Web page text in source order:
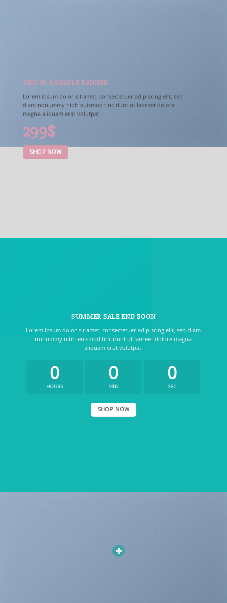
THIS IS A SIMPLE BANNER
Lorem ipsum dolor sit amet, consectetuer adipiscing elit, sed
diam nonummy nibh euismod tincidunt ut laoreet dolore
magna aliquam erat volutpat.
299$
SHOP NOW
SUMMER SALE END SOON
Lorem ipsum dolor sit amet, consectetuer adipiscing elit, sed diam
nonummy nibh euismod tincidunt ut laoreet dolore magna
aliquam erat volutpat.
0
HOURS
0
MIN
0
SEC
SHOP NOW